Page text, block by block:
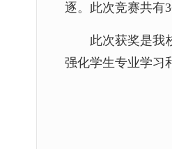
逐。此次竞赛共有
此次获奖是我
强化学生专业学习